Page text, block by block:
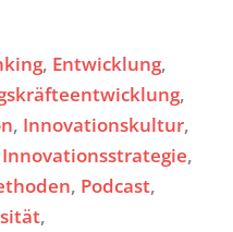
, Entwicklung
, Innovationskultur
Innovationsstrategie
, Podcast